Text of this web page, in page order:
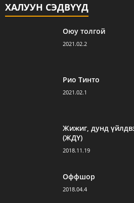
ХАЛУУН СЭДВҮҮД
Оюу толгой
2021.02.2
Рио Тинто
2021.02.1
Жижиг, дунд
(ЖДҮ)
2018.11.19
Оффшор
2018.04.4